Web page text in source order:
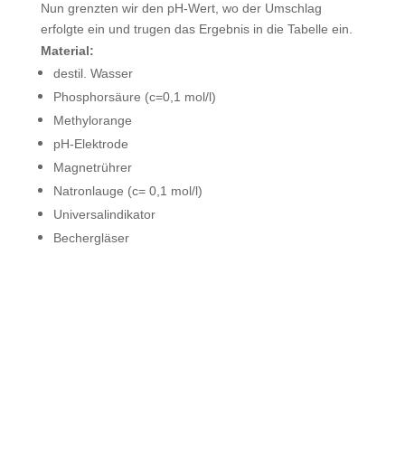
Nun grenzten wir den pH-Wert, wo der Umschlag
erfolgte ein und trugen das Ergebnis in die Tabelle ein.
Material:
destil. Wasser
Phosphorsäure (c=0,1 mol/l)
Methylorange
pH-Elektrode
Magnetrührer
Natronlauge (c= 0,1 mol/l)
Universalindikator
Bechergläser